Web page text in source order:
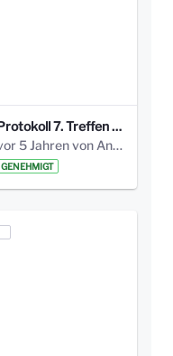
Protokoll 7. Treffen 20150308 AG Bismarckplatz.pdf
vor 5 Jahren von Anni Schlumberger
GENEHMIGT